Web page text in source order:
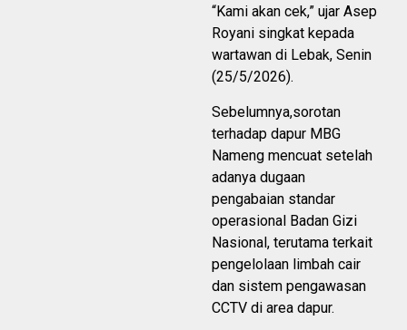
“Kami akan cek,” ujar Asep
Royani singkat kepada
wartawan di Lebak, Senin
(25/5/2026).
Sebelumnya,sorotan
terhadap dapur MBG
Nameng mencuat setelah
adanya dugaan
pengabaian standar
operasional Badan Gizi
Nasional, terutama terkait
pengelolaan limbah cair
dan sistem pengawasan
CCTV di area dapur.